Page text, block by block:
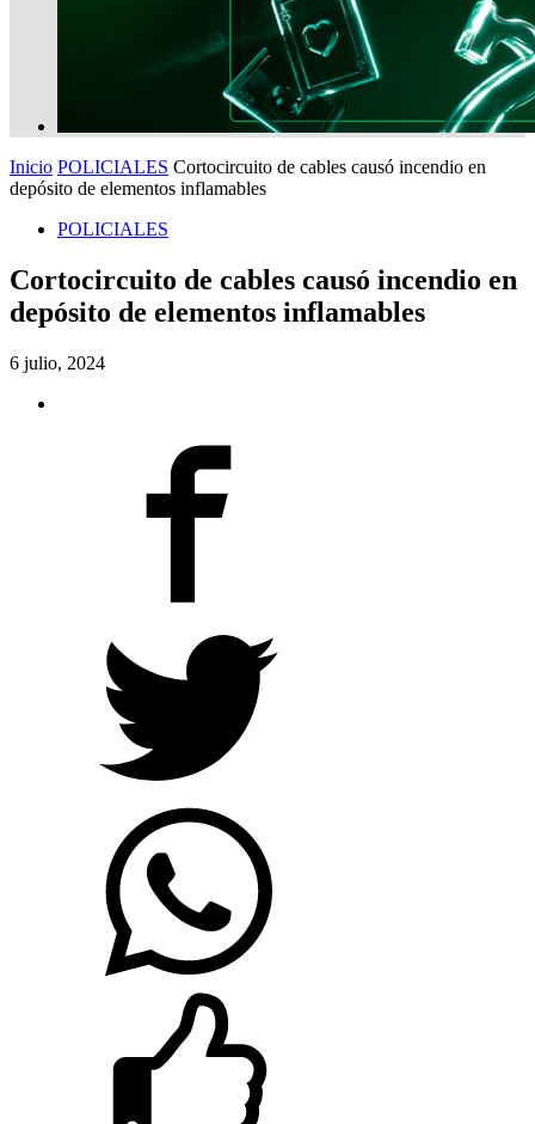
Inicio POLICIALES Cortocircuito de cables causó incendio en
depósito de elementos inflamables
POLICIALES
Cortocircuito de cables causó incendio en
depósito de elementos inflamables
6 julio, 2024